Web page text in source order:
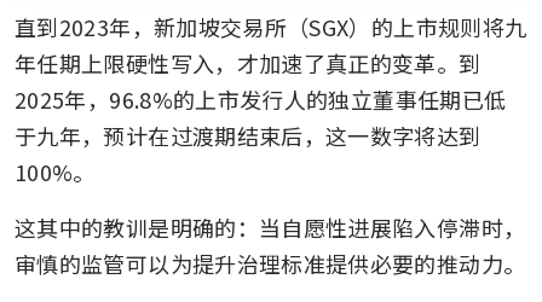
直到2023年，新加坡交易所（SGX）的上市规则将九
年任期上限硬性写入，才加速了真正的变革。到
2025年，96.8%的上市发行人的独立董事任期已低
于九年，预计在过渡期结束后，这一数字将达到
100%。
这其中的教训是明确的：当自愿性进展陷入停滞时，
审慎的监管可以为提升治理标准提供必要的推动力。